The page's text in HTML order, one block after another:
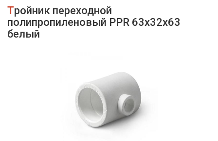
Тройник переходной
полипропиленовый PPR 63х32х63
белый